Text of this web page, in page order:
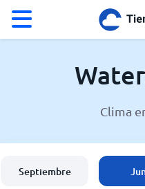
El clima en Watertown
Clima
Septiembre